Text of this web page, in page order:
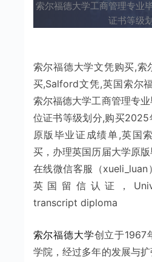
索尔福德大学工商管理专业
证书等级
索尔福德大学文凭购买,索
买,Salford文凭,英国索尔
索尔福德大学工商管理专
位证书等级划分,购买2025
原版毕业证成绩单,英国
买，办理英国历届大学原
在线微信客服（xueli_luan
英国留信认证，
transcript diploma
索尔福德大学创立于1967
学院，经过多年的发展与